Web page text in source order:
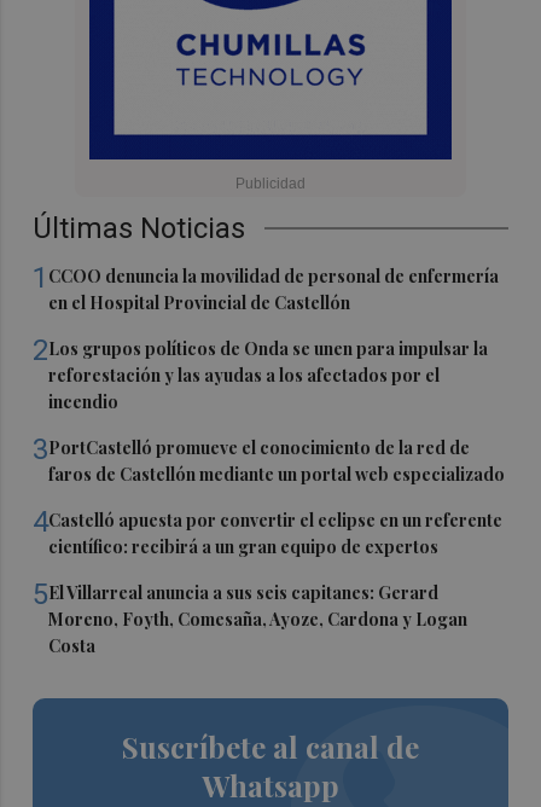
Últimas Noticias
1 CCOO denuncia la movilidad de personal de enfermería
en el Hospital Provincial de Castellón
2Los grupos políticos de Onda se unen para impulsar la
reforestación y las ayudas a los afectados por el
incendio
3PortCastelló promueve el conocimiento de la red de
faros de Castellón mediante un portal web especializado
4Castelló apuesta por convertir el eclipse en un referente
científico: recibirá a un gran equipo de expertos
5El Villarreal anuncia a sus seis capitanes: Gerard
Moreno, Foyth, Comesaña, Ayoze, Cardona y Logan
Costa
Suscríbete al canal de
Whatsapp